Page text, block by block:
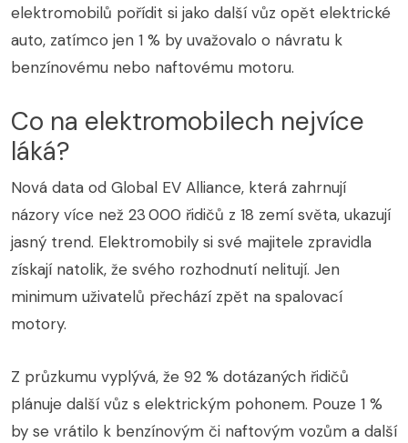
elektromobilů pořídit si jako další vůz opět elektrické
auto, zatímco jen 1 % by uvažovalo o návratu k
benzínovému nebo naftovému motoru.
Co na elektromobilech nejvíce
láká?
Nová data od Global EV Alliance, která zahrnují
názory více než 23 000 řidičů z 18 zemí světa, ukazují
jasný trend. Elektromobily si své majitele zpravidla
získají natolik, že svého rozhodnutí nelitují. Jen
minimum uživatelů přechází zpět na spalovací
motory.
Z průzkumu vyplývá, že 92 % dotázaných řidičů
plánuje další vůz s elektrickým pohonem. Pouze 1 %
by se vrátilo k benzínovým či naftovým vozům a další